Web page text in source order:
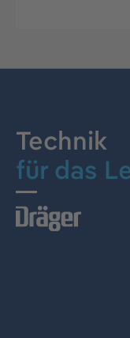
Technik
für das